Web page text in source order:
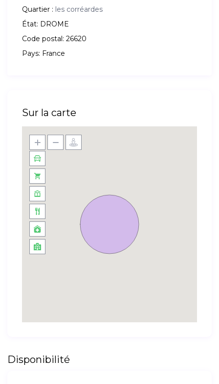
Quartier : les corréardes
État: DROME
Code postal: 26620
Pays: France
Sur la carte
Disponibilité